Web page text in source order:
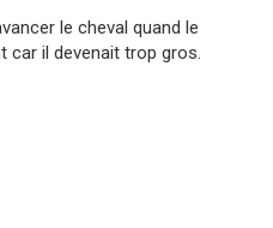
le cheval quand le
car il devenait trop gros.